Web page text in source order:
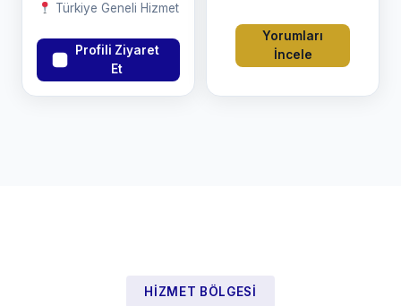
Türkiye Geneli Hizmet
Profili Ziyaret
Et
Yorumları
İncele
HIZMET BÖLGESI